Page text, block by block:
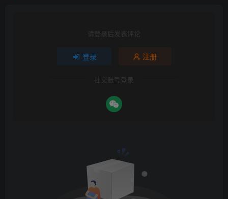
请登录后发表评论
登录 注册
社交账号登录